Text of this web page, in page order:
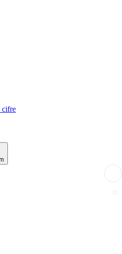
cifre